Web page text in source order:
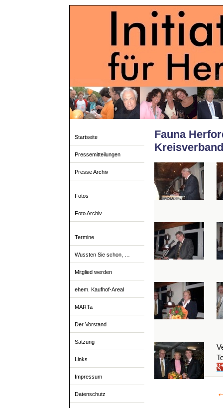
Startseite
Pressemitteilungen
Presse Archiv
Fotos
Foto Archiv
Termine
Wussten Sie schon, …
Mitglied werden
ehem. Kaufhof-Areal
MARTa
Der Vorstand
Satzung
Links
Impressum
Datenschutz
Fauna